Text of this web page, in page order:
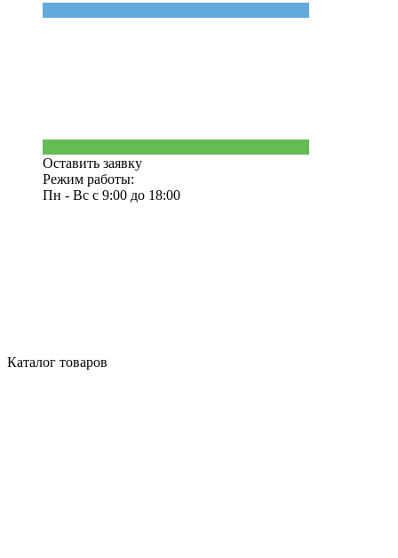
Оставить заявку
Режим работы:
Пн - Вс с 9:00 до 18:00
Каталог товаров